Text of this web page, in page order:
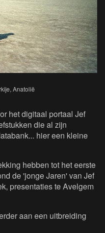
Anatolië
het digitaal portaal Jef
die al zijn
hier een kleine
hebben tot het eerste
de 'jonge Jaren' van Jef
presentaties te Avelgem
aan een uitbreiding